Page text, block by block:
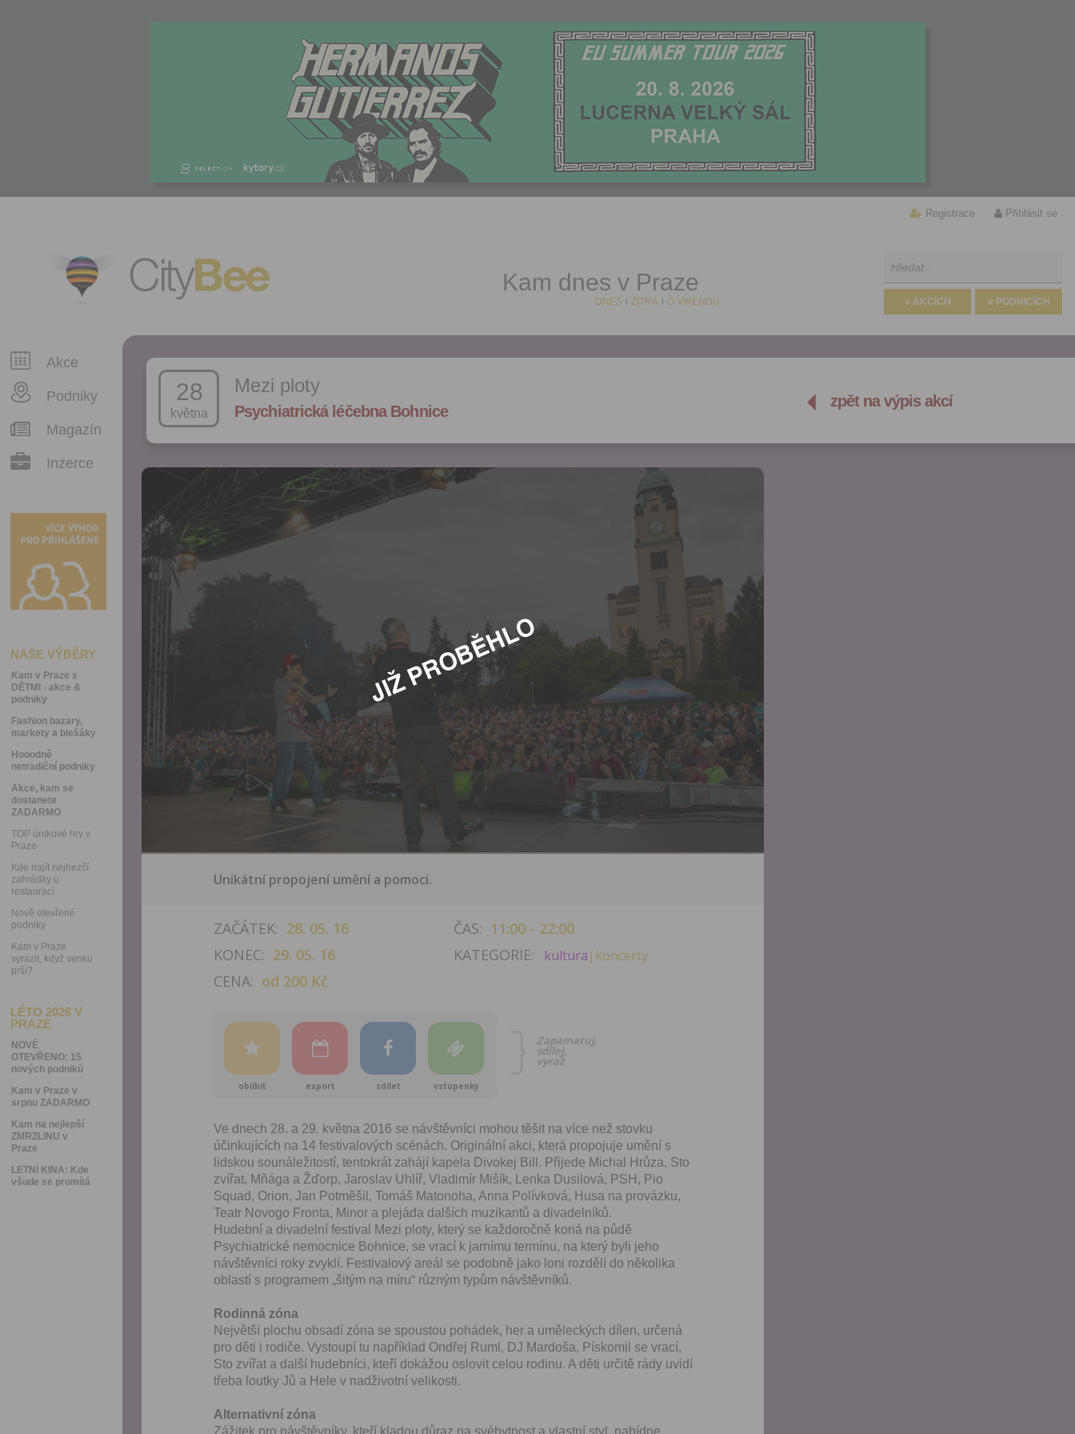
Registrace Přihlásit se
CityBee Kam dnes v Praze
DNES i ZÍTRA i O VÍKENDU
Akce
Podniky
Magazín
Inzerce
NAŠE VÝBĚRY
Kam v Praze s
DĚTMI - akce &
podniky
Fashion bazary,
markety a blešáky
Hooodně
netradiční podniky
Akce, kam se
dostanete
ZADARMO
TOP únikové hry v
Praze
Kde najít nejhezčí
zahrádky u
restaurací
Nově otevřené
podniky
Kam v Praze
vyrazit, když venku
prší?
LÉTO 2026 V
PRAZE
NOVĚ
OTEVŘENO: 15
nových podniků
Kam v Praze v
srpnu ZADARMO
Kam na nejlepší
ZMRZLINU v
Praze
LETNÍ KINA: Kde
všude se promítá
28
května
Mezi ploty
Psychiatrická léčebna Bohnice
zpět na výpis akcí
Unikátní propojení umění a pomoci.
ZAČÁTEK: 28. 05. 16
KONEC: 29. 05. 16
CENA: od 200 Kč
ČAS: 11:00 - 22:00
KATEGORIE:
kultura |koncerty
oblíbit export sdílet vstupenky
Zapamatuj,
sdílej,
vyraž
Ve dnech 28. a 29. května 2016 se návštěvníci mohou těšit na více než stovku
účinkujících na 14 festivalových scénách. Originální akci, která propojuje umění s
lidskou sounáležitostí, tentokrát zahájí kapela Divokej Bill. Přijede Michal Hrůza, Sto
zvířat, Mňága a Žďorp, Jaroslav Uhlíř, Vladimír Mišík, Lenka Dusilová, PSH, Pio
Squad, Orion, Jan Potměšil, Tomáš Matonoha, Anna Polívková, Husa na provázku,
Teatr Novogo Fronta, Minor a plejáda dalších muzikantů a divadelníků.
Hudební a divadelní festival Mezi ploty, který se každoročně koná na půdě
Psychiatrické nemocnice Bohnice, se vrací k jarnímu termínu, na který byli jeho
návštěvníci roky zvyklí. Festivalový areál se podobně jako loni rozdělí do několika
oblastí s programem „šitým na míru“ různým typům návštěvníků.
Rodinná zóna
Největší plochu obsadí zóna se spoustou pohádek, her a uměleckých dílen, určená
pro děti i rodiče. Vystoupí tu například Ondřej Ruml, DJ Mardoša, Pískomil se vrací,
Sto zvířat a další hudebníci, kteří dokážou oslovit celou rodinu. A děti určitě rády uvidí
třeba loutky Jů a Hele v nadživotní velikosti.
Alternativní zóna
Zážitek pro návštěvníky, kteří kladou důraz na svébytnost a vlastní styl, nabídne